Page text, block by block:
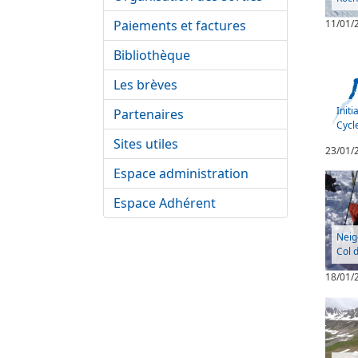
11/01/
23/01/
Col
18/01/
Paiements et factures
Bibliothèque
Les brèves
Partenaires
Sites utiles
Espace administration
Espace Adhérent